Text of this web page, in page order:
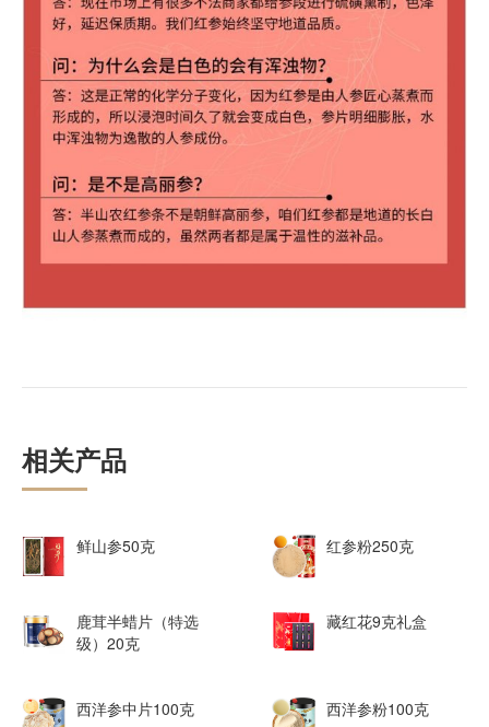
相关产品
鲜山参50克 红参粉250克
鹿茸半蜡片（特选
级）20克
藏红花9克礼盒
西洋参中片100克 西洋参粉100克